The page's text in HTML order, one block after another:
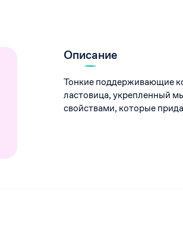
Описание
Тонкие поддерживающие
ластовица, укрепленный
свойствами, которые